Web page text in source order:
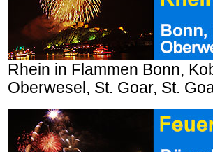
Rhein in Flammen Bonn,
Oberwesel, St. Goar, St.